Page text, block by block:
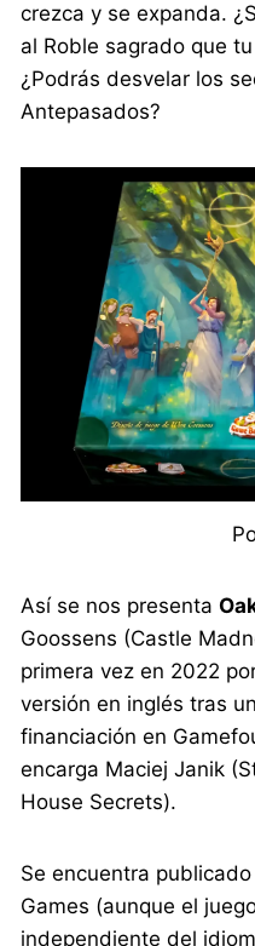
crezca y se expanda.
al Roble sagrado que
¿Podrás desvelar los
Antepasados?
Así se nos presenta
Goossens (Castle
primera vez en 2022
versión en inglés tras
financiación en
encarga Maciej Janik
House Secrets).
Se encuentra
Games (aunque el
independiente del